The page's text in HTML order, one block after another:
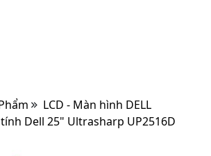
LCD - Màn hình DELL
Dell 25" Ultrasharp UP2516D